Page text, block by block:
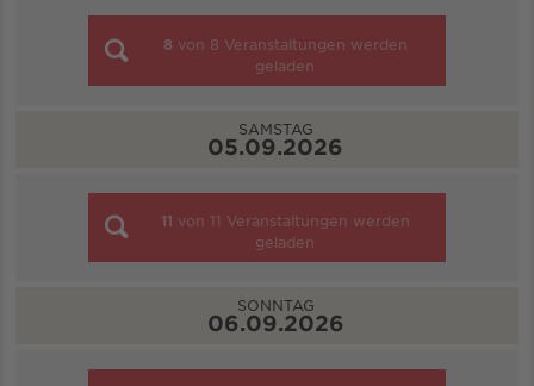
8 von 8 Veranstaltungen werden
geladen
SAMSTAG
05.09.2026
11 von 11 Veranstaltungen werden
geladen
SONNTAG
06.09.2026